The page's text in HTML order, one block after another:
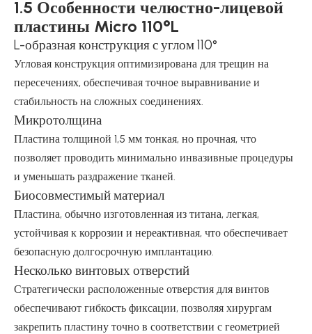
1.5 Особенности челюстно-лицевой
пластины Micro 110°L
L-образная конструкция с углом 110°
Угловая конструкция оптимизирована для трещин на
пересечениях, обеспечивая точное выравнивание и
стабильность на сложных соединениях.
Микротолщина
Пластина толщиной 1,5 мм тонкая, но прочная, что
позволяет проводить минимально инвазивные процедуры
и уменьшать раздражение тканей.
Биосовместимый материал
Пластина, обычно изготовленная из титана, легкая,
устойчивая к коррозии и нереактивная, что обеспечивает
безопасную долгосрочную имплантацию.
Несколько винтовых отверстий
Стратегически расположенные отверстия для винтов
обеспечивают гибкость фиксации, позволяя хирургам
закрепить пластину точно в соответствии с геометрией